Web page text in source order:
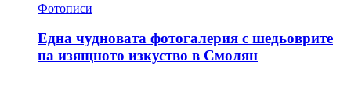
Фотописи
Една чудновата фотогалерия с шедьоврите
на изящното изкуство в Смолян